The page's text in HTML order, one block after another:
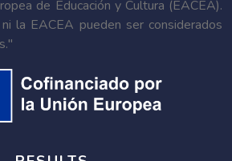
de Educación y Cultura (EACEA).
la EACEA pueden ser considerados